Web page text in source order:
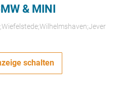
& MINI
schalten